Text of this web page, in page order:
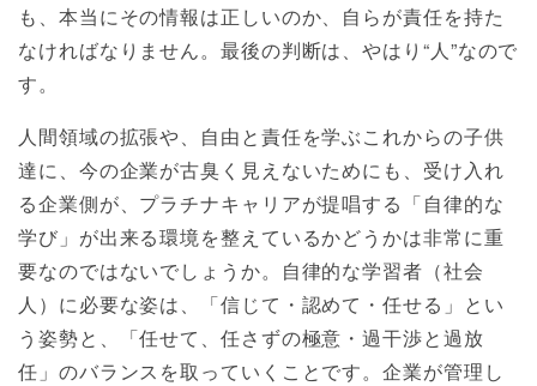
も、本当にその情報は正しいのか、自らが責任を持た
なければなりません。最後の判断は、やはり“人”なので
す。
人間領域の拡張や、自由と責任を学ぶこれからの子供
達に、今の企業が古臭く見えないためにも、受け入れ
る企業側が、プラチナキャリアが提唱する「自律的な
学び」が出来る環境を整えているかどうかは非常に重
要なのではないでしょうか。自律的な学習者（社会
人）に必要な姿は、「信じて・認めて・任せる」とい
う姿勢と、「任せて、任さずの極意・過干渉と過放
任」のバランスを取っていくことです。企業が管理し